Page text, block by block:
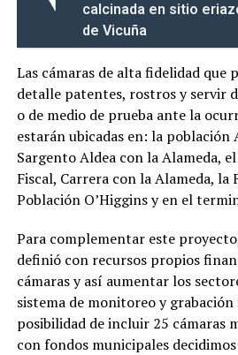
calcinada en sitio
de Vicuña
Las cámaras de alta fidelidad que
detalle patentes, rostros y servir
o de medio de prueba ante la
estarán ubicadas en: la población
Sargento Aldea con la Alameda,
Fiscal, Carrera con la Alameda, la
Población O’Higgins y en el
Para complementar este
definió con recursos propios
cámaras y así aumentar los
sistema de monitoreo y
posibilidad de incluir 25 cámaras
con fondos municipales